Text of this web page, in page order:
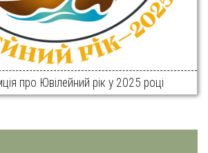
про Ювілейний рік у 2025 році